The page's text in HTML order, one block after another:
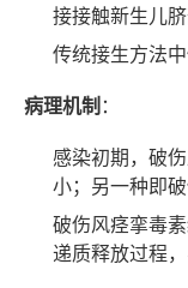
接接触新生儿脐
传统接生方法
病理机制 ：
感染初期，破
小；另一种即
破伤风痉挛毒
递质释放过程